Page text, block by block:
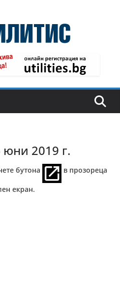
юни 2019 г.
бутона в прозореца
екран.